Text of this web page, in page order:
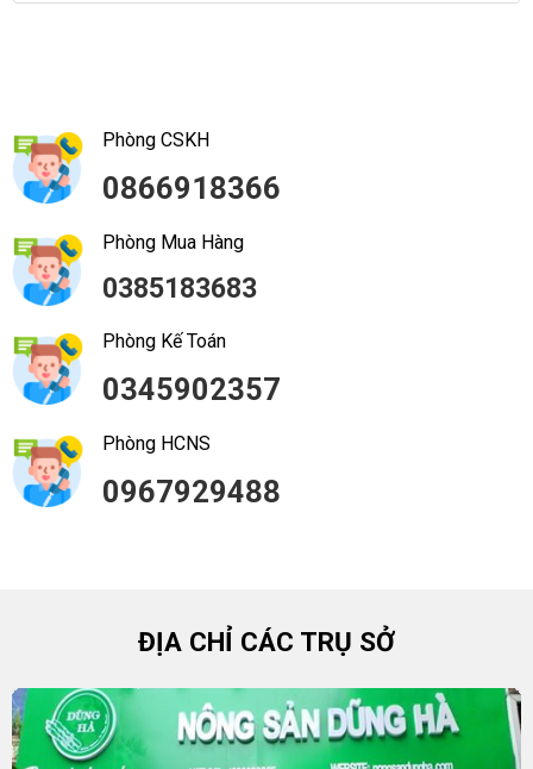
Phòng CSKH
0866918366
Phòng Mua Hàng
0385183683
Phòng Kế Toán
0345902357
Phòng HCNS
0967929488
ĐỊA CHỈ CÁC TRỤ SỞ